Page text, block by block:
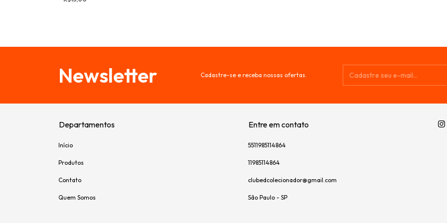
Newsletter Cadastre-se e receba nossas ofertas.
Departamentos
Início
Produtos
Contato
Quem Somos
Entre em contato
5511985114864
11985114864
clubedcolecionador@gmail.com
São Paulo - SP